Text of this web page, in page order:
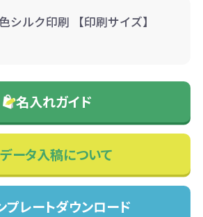
シルク印刷 【印刷サイズ】
名入れガイド
データ入稿について
プレートダウンロード